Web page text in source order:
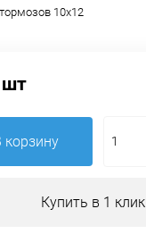
10х12
корзину
Купить в 1 клик